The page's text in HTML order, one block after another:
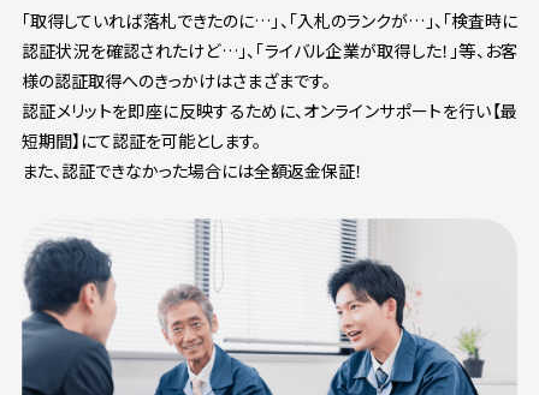
「取得していれば落札できたのに…」、「入札のランクが…」、「検査時に
認証状況を確認されたけど…」、「ライバル企業が取得した！」等、お客
様の認証取得へのきっかけはさまざまです。
認証メリットを即座に反映するために、オンラインサポートを行い【最
短期間】にて認証を可能とします。
また、認証できなかった場合には全額返金保証！